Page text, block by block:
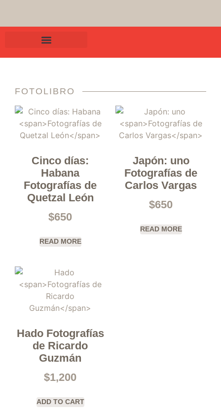
FOTOLIBRO
Cinco días:
Habana
Fotografías de
Quetzal León
$650
READ MORE
Japón: uno
Fotografías de
Carlos Vargas
$650
READ MORE
Hado Fotografías
de Ricardo
Guzmán
$1,200
ADD TO CART